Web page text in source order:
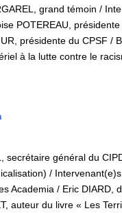
grand témoin /
POTEREAU,
présidente du CPSF /
à la lutte contre le
secrétaire général du
/
Academia / Eric DIARD,
auteur du livre « Les